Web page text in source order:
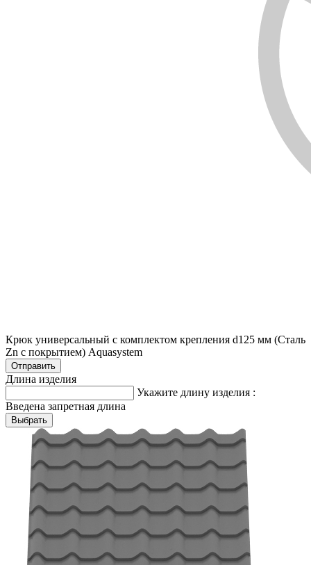
Крюк универсальный с комплектом крепления d125 мм (Сталь
Zn с покрытием) Aquasystem
Длина изделия
Укажите длину изделия :
Введена запретная длина